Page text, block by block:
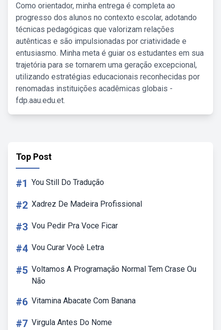
Como orientador, minha entrega é completa ao
progresso dos alunos no contexto escolar, adotando
técnicas pedagógicas que valorizam relações
autênticas e são impulsionadas por criatividade e
entusiasmo. Minha meta é guiar os estudantes em sua
trajetória para se tornarem uma geração excepcional,
utilizando estratégias educacionais reconhecidas por
renomadas instituições acadêmicas globais -
fdp.aau.edu.et.
Top Post
#1 You Still Do Tradução
#2 Xadrez De Madeira Profissional
#3 Vou Pedir Pra Voce Ficar
#4 Vou Curar Você Letra
#5 Voltamos A Programação Normal Tem Crase Ou
Não
#6 Vitamina Abacate Com Banana
#7 Virgula Antes Do Nome